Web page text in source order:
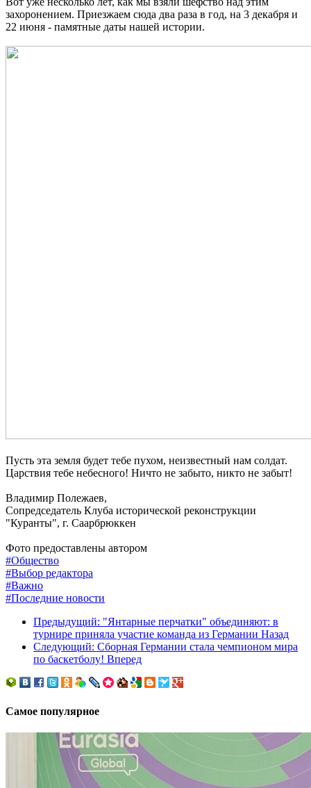
захоронением. Приезжаем сюда два раза в год, на 3 декабря и
22 июня - памятные даты нашей истории.
Пусть эта земля будет тебе пухом, неизвестный нам солдат.
Царствия тебе небесного! Ничто не забыто, никто не забыт!
Владимир Полежаев,
Сопредседатель Клуба исторической реконструкции
"Куранты", г. Саарбрюккен
Фото предоставлены автором
#Общество
#Выбор редактора
#Важно
#Последние новости
Предыдущий: "Янтарные перчатки" объединяют: в
турнире приняла участие команда из Германии Назад
Следующий: Сборная Германии стала чемпионом мира
по баскетболу! Вперед
Самое популярное